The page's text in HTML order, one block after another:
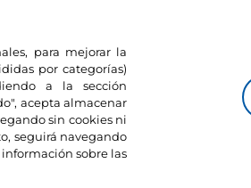
para mejorar la
por categorías)
a la sección
acepta almacenar
sin cookies ni
seguirá navegando
sobre las